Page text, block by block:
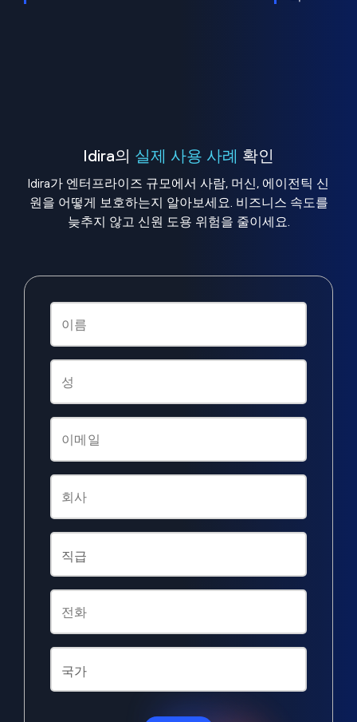
Idira의 실제 사용 사례 확인
Idira가 엔터프라이즈 규모에서 사람, 머신, 에이전틱 신
원을 어떻게 보호하는지 알아보세요. 비즈니스 속도를
늦추지 않고 신원 도용 위험을 줄이세요.